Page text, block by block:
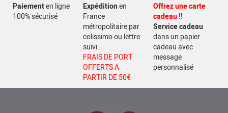
Paiementen ligne
100% sécurisé
Expéditionen
France
métropolitaire par
colissimo ou lettre
suivi.
FRAIS DE PORT
OFFERTS A
PARTIR DE 50€
Offrez une carte
cadeau !!
Service cadeau
dans un papier
cadeau avec
message
personnalisé